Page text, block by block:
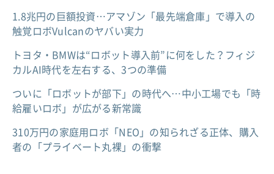
1.8兆円の巨額投資…アマゾン「最先端倉庫」で導入の
触覚ロボVulcanのヤバい実力
トヨタ・BMWは“ロボット導入前”に何をした？フィジ
カルAI時代を左右する、3つの準備
ついに「ロボットが部下」の時代へ…中小工場でも「時
給雇いロボ」が広がる新常識
310万円の家庭用ロボ「NEO」の知られざる正体、購入
者の「プライベート丸裸」の衝撃